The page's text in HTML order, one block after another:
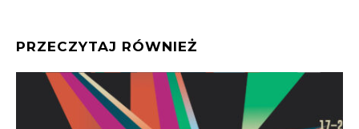
PRZECZYTAJ RÓWNIEŻ